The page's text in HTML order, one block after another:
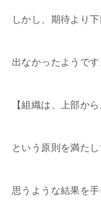
しかし、期待より
出なかったようです
【組織は、上部か
という原則を満た
思うような結果を